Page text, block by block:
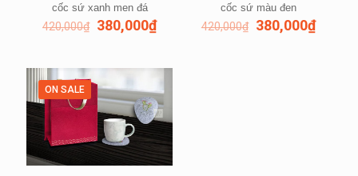
cốc sứ xanh men đá
420,000₫ 380,000₫
cốc sứ màu đen
420,000₫ 380,000₫
ON SALE